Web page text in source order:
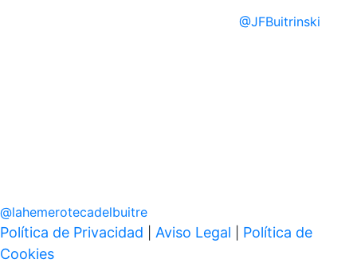
@JFBuitrinski
@lahemerotecadelbuitre
Política de Privacidad Aviso Legal
Política de
Cookies